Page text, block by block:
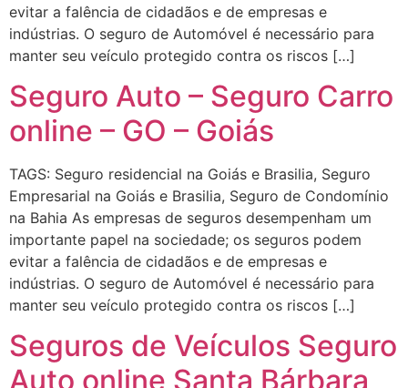
evitar a falência de cidadãos e de empresas e
indústrias. O seguro de Automóvel é necessário para
manter seu veículo protegido contra os riscos […]
Seguro Auto – Seguro Carro
online – GO – Goiás
TAGS: Seguro residencial na Goiás e Brasilia, Seguro
Empresarial na Goiás e Brasilia, Seguro de Condomínio
na Bahia As empresas de seguros desempenham um
importante papel na sociedade; os seguros podem
evitar a falência de cidadãos e de empresas e
indústrias. O seguro de Automóvel é necessário para
manter seu veículo protegido contra os riscos […]
Seguros de Veículos Seguro
Auto online Santa Bárbara